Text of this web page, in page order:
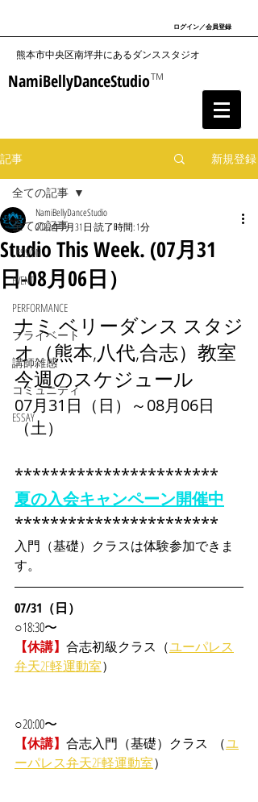
ログイン／会員登録
​熊本市中央区南坪井にあるダンススタジオ
NamiBellyDanceStudioTM
記事 新規登録
全ての記事
LESSON
EVENT
PERFORMANCE
プライベート
講師雑感
コミュニティ
ESSAY
全ての記事
Studio This Week. (07月31
日-08月06日）
NamiBellyDanceStudio
2022年7月31日 読了時間: 1分
ナミ ベリーダンス スタジ
オ（熊本,八代,合志）教室
今週のスケジュール
07月31日（日）～08月06日
（土）
***********************
夏の入会キャンペーン開催中
***********************
入門（基礎）クラスは体験参加できま
す。
07/31（日）
○18:30〜
【休講】 合志初級クラス（ユーパレス
弁天2F軽運動室）
○20:00〜
【休講】 合志入門（基礎）クラス  （ユ
ーパレス弁天2F軽運動室）